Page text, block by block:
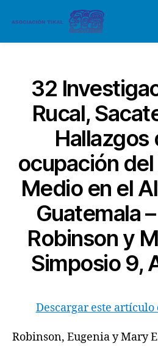
32
Rucal,
Hallazgos
ocupación
Medio en el
Guatemala
Robinson y
Simposio 9,
Descargar este artículo
Robinson, Eugenia y Mary